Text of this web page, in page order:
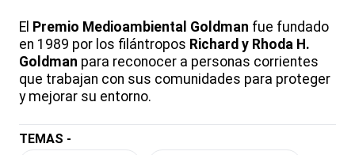
El Premio Medioambiental Goldman fue fundado
en 1989 por los filántropos Richard y Rhoda H.
Goldman para reconocer a personas corrientes
que trabajan con sus comunidades para proteger
y mejorar su entorno.
TEMAS -